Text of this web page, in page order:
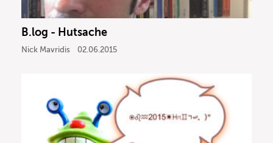
B.log - Hutsache
Nick Mavridis 02.06.2015